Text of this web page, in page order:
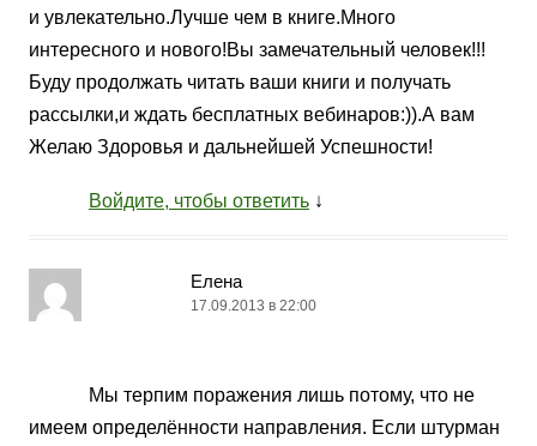
и увлекательно.Лучше чем в книге.Много
интересного и нового!Вы замечательный человек!!!
Буду продолжать читать ваши книги и получать
рассылки,и ждать бесплатных вебинаров:)).А вам
Желаю Здоровья и дальнейшей Успешности!
Войдите, чтобы ответить ↓
Елена
17.09.2013 в 22:00
Мы терпим поражения лишь потому, что не
имеем определённости направления. Если штурман